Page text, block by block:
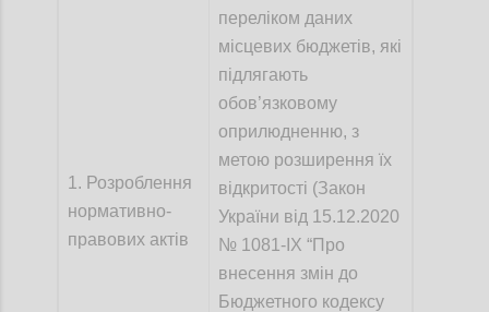
1. Розроблення
нормативно-
правових актів
переліком даних
місцевих бюджетів, які
підлягають
обов’язковому
оприлюдненню, з
метою розширення їх
відкритості (Закон
України від 15.12.2020
№ 1081-IX “Про
внесення змін до
Бюджетного кодексу